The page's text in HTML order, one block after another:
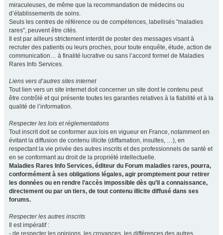
miraculeuses, de même que la recommandation de médecins ou
d’établissements de soins.
Seuls les centres de référence ou de compétences, labellisés "maladies
rares", peuvent être cités.
Il est par ailleurs strictement interdit de poster des messages visant à
recruter des patients ou leurs proches, pour toute enquête, étude, action de
communication… à finalité lucrative ou sans l’accord formel de Maladies
Rares Info Services.
Liens vers d’autres sites internet
Tout lien vers un site internet doit concerner un site dont le contenu peut
être contrôlé et qui présente toutes les garanties relatives à la fiabilité et à la
qualité de l’information.
Respecter les lois et réglementations
Tout inscrit doit se conformer aux lois en vigueur en France, notamment en
évitant la diffusion de contenu illicite (diffamation, insultes, …), en
respectant la vie privée des autres inscrits et des professionnels de santé et
en se conformant au droit de la propriété intellectuelle.
Maladies Rares Info Services, éditeur du Forum maladies rares, pourra,
conformément à ses obligations légales, agir promptement pour retirer
les données ou en rendre l’accès impossible dès qu’il a connaissance,
directement ou par un tiers, de tout contenu illicite diffusé dans ses
forums.
Respecter les autres inscrits
Il est impératif :
- de respecter les opinions, les croyances, les différences des autres